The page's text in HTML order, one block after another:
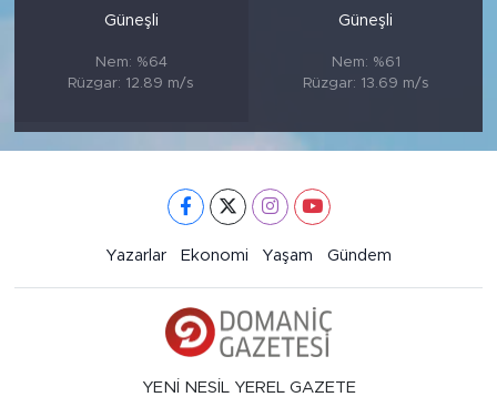
Güneşli
Nem: %64
Rüzgar: 12.89 m/s
Güneşli
Nem: %61
Rüzgar: 13.69 m/s
Yazarlar Ekonomi Yaşam Gündem
YENİ NESİL YEREL GAZETE